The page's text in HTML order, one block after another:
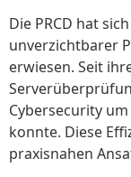
Die PRCD hat
unverzichtbarer
erwiesen. Seit
Cybersecurity
konnte. Diese
praxisnahen